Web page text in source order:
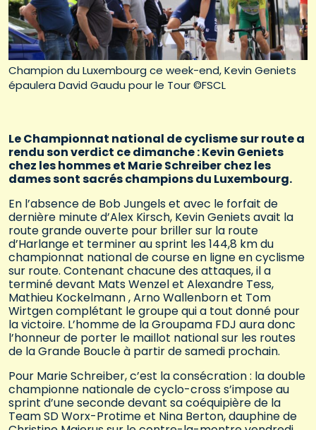
Champion du Luxembourg ce week-end, Kevin Geniets
épaulera David Gaudu pour le Tour ©FSCL
Le Championnat national de cyclisme sur route a
rendu son verdict ce dimanche : Kevin Geniets
chez les hommes et Marie Schreiber chez les
dames sont sacrés champions du Luxembourg.
En l’absence de Bob Jungels et avec le forfait de
dernière minute d’Alex Kirsch, Kevin Geniets avait la
route grande ouverte pour briller sur la route
d’Harlange et terminer au sprint les 144,8 km du
championnat national de course en ligne en cyclisme
sur route. Contenant chacune des attaques, il a
terminé devant Mats Wenzel et Alexandre Tess,
Mathieu Kockelmann , Arno Wallenborn et Tom
Wirtgen complétant le groupe qui a tout donné pour
la victoire. L’homme de la Groupama FDJ aura donc
l’honneur de porter le maillot national sur les routes
de la Grande Boucle à partir de samedi prochain.
Pour Marie Schreiber, c’est la consécration : la double
championne nationale de cyclo-cross s’impose au
sprint d’une seconde devant sa coéquipière de la
Team SD Worx-Protime et Nina Berton, dauphine de